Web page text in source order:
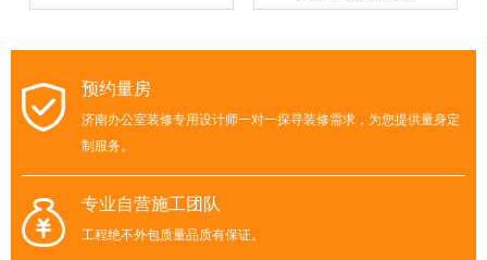
预约量房
济南办公室装修专用设计师一对一探寻装修需求，为您提供量身定
制服务。
专业自营施工团队
工程绝不外包质量品质有保证。